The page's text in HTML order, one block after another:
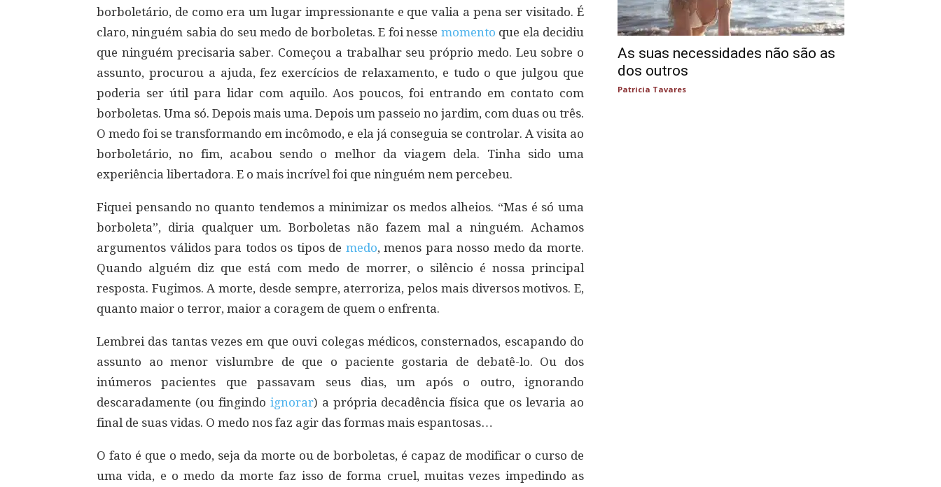
borboletário, de como era um lugar impressionante e que valia a pena ser visitado. É
claro, ninguém sabia do seu medo de borboletas. E foi nesse momento que ela decidiu
que ninguém precisaria saber. Começou a trabalhar seu próprio medo. Leu sobre o
assunto, procurou a ajuda, fez exercícios de relaxamento, e tudo o que julgou que
poderia ser útil para lidar com aquilo. Aos poucos, foi entrando em contato com
borboletas. Uma só. Depois mais uma. Depois um passeio no jardim, com duas ou três.
O medo foi se transformando em incômodo, e ela já conseguia se controlar. A visita ao
borboletário, no fim, acabou sendo o melhor da viagem dela. Tinha sido uma
experiência libertadora. E o mais incrível foi que ninguém nem percebeu.
Fiquei pensando no quanto tendemos a minimizar os medos alheios. “Mas é só uma
borboleta”, diria qualquer um. Borboletas não fazem mal a ninguém. Achamos
argumentos válidos para todos os tipos de medo, menos para nosso medo da morte.
Quando alguém diz que está com medo de morrer, o silêncio é nossa principal
resposta. Fugimos. A morte, desde sempre, aterroriza, pelos mais diversos motivos. E,
quanto maior o terror, maior a coragem de quem o enfrenta.
Lembrei das tantas vezes em que ouvi colegas médicos, consternados, escapando do
assunto ao menor vislumbre de que o paciente gostaria de debatê-lo. Ou dos
inúmeros pacientes que passavam seus dias, um após o outro, ignorando
descaradamente (ou fingindo ignorar) a própria decadência física que os levaria ao
final de suas vidas. O medo nos faz agir das formas mais espantosas…
O fato é que o medo, seja da morte ou de borboletas, é capaz de modificar o curso de
uma vida, e o medo da morte faz isso de forma cruel, muitas vezes impedindo as
As suas necessidades não são as
dos outros
Patricia Tavares